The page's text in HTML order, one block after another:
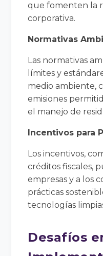
que fomenten la
corporativa.
Normativas
Las normativas
límites y
medio ambiente,
emisiones
el manejo de
Incentivos para
Los incentivos,
créditos fiscales,
empresas y a los
prácticas
tecnologías
Desafíos